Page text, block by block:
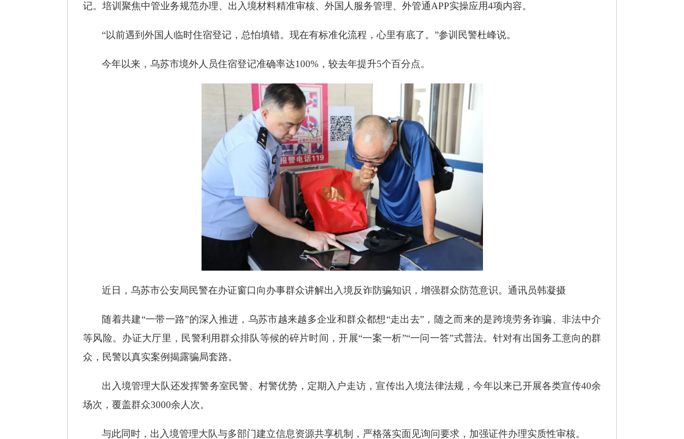
记。培训聚焦中管业务规范办理、出入境材料精准审核、外国人服务管理、外管通APP实操应用4项内容。
“以前遇到外国人临时住宿登记，总怕填错。现在有标准化流程，心里有底了。”参训民警杜峰说。
今年以来，乌苏市境外人员住宿登记准确率达100%，较去年提升5个百分点。
近日，乌苏市公安局民警在办证窗口向办事群众讲解出入境反诈防骗知识，增强群众防范意识。通讯员韩凝摄
随着共建“一带一路”的深入推进，乌苏市越来越多企业和群众都想“走出去”，随之而来的是跨境劳务诈骗、非法中介
等风险。办证大厅里，民警利用群众排队等候的碎片时间，开展“一案一析”“一问一答”式普法。针对有出国务工意向的群
众，民警以真实案例揭露骗局套路。
出入境管理大队还发挥警务室民警、村警优势，定期入户走访，宣传出入境法律法规，今年以来已开展各类宣传40余
场次，覆盖群众3000余人次。
与此同时，出入境管理大队与多部门建立信息资源共享机制，严格落实面见询问要求，加强证件办理实质性审核。